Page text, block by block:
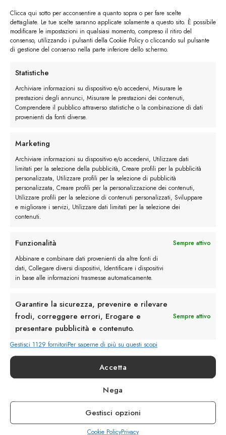
Clicca qui sotto per acconsentire a quanto sopra o per fare scelte
dettagliate. Le tue scelte saranno applicate solamente a questo sito. È possibile
modificare le impostazioni in qualsiasi momento, compreso il ritiro del
consenso, utilizzando i pulsanti della Cookie Policy o cliccando sul pulsante
di gestione del consenso nella parte inferiore dello schermo.
Statistiche
Archiviare informazioni su dispositivo e/o accedervi, Misurare le
prestazioni degli annunci, Misurare le prestazioni dei contenuti,
Comprendere il pubblico attraverso statistiche o la combinazione di dati
provenienti da fonti diverse.
Marketing
Archiviare informazioni su dispositivo e/o accedervi, Utilizzare dati
limitati per la selezione della pubblicità, Creare profili per la pubblicità
personalizzata, Utilizzare profili per la selezione di pubblicità
personalizzata, Creare profili per la personalizzazione dei contenuti,
Utilizzare profili per la selezione di contenuti personalizzati, Sviluppare
e migliorare i servizi, Utilizzare dati limitati per la selezione dei
contenuti.
Funzionalità
Sempre attivo
Abbinare e combinare dati provenienti da altre fonti di
dati, Collegare diversi dispositivi, Identificare i dispositivi
in base alle informazioni trasmesse automaticamente.
Garantire la sicurezza, prevenire e rilevare
frodi, correggere errori, Erogare e
presentare pubblicità e contenuto.
Sempre attivo
Gestisci 1129 fornitoriPer saperne di più su questi scopi
Accetta
Nega
Gestisci opzioni
Cookie PolicyPrivacy
#image_title
I trackback sono chiusi, ma puoilasciare un commento.
Rimani in contatto con noi
Servizio Clienti
info@calzaturebelfiore.com
+39 02 468042
MI 20145 • Milano
Via Belfiore 9
Termini e Condizioni
Resi e Rimborsi
Spedizioni